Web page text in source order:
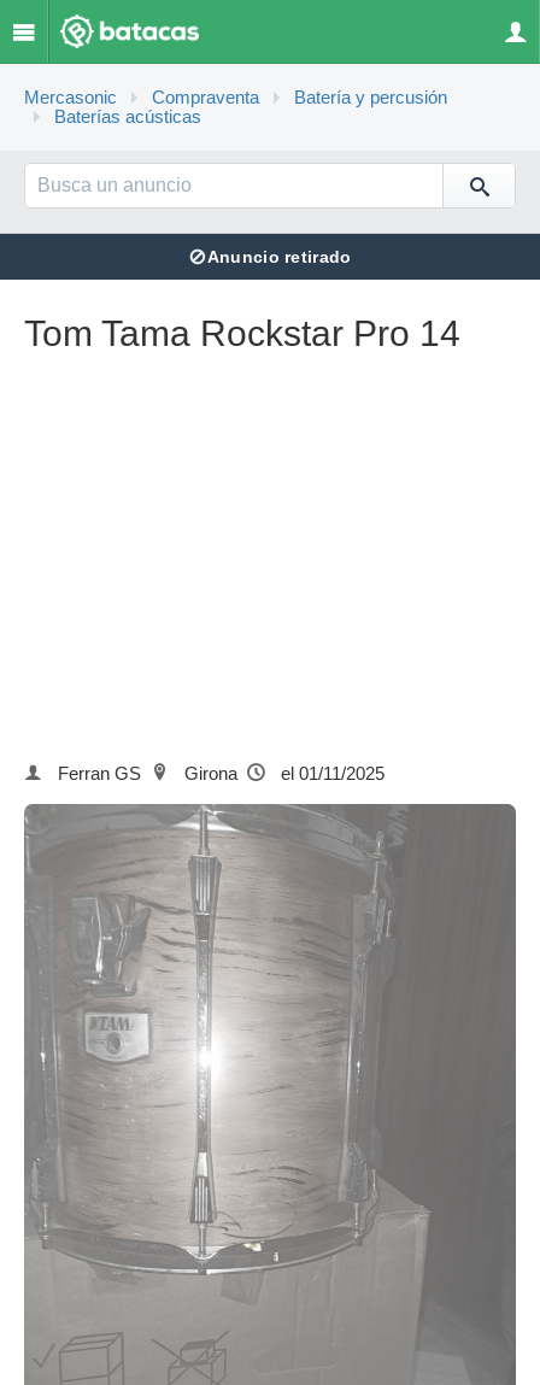
Mercasonic Compraventa
Batería y percusión
Baterías acústicas
⊘Anuncio retirado
Tom Tama Rockstar Pro 14
Ferran GS Girona el 01/11/2025